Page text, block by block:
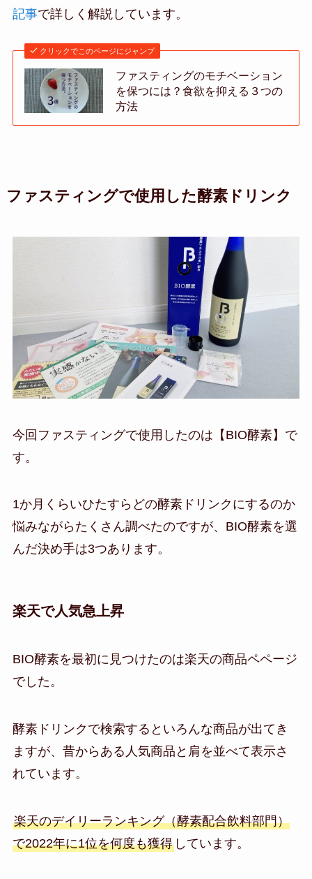
記事で詳しく解説しています。
クリックでこのページにジャンプ
ファスティングのモチベーション
を保つには？食欲を抑える３つの
方法
ファスティングで使用した酵素ドリンク
今回ファスティングで使用したのは【BIO酵素】で
す。
1か月くらいひたすらどの酵素ドリンクにするのか
悩みながらたくさん調べたのですが、BIO酵素を選
んだ決め手は3つあります。
楽天で人気急上昇
BIO酵素を最初に見つけたのは楽天の商品ペページ
でした。
酵素ドリンクで検索するといろんな商品が出てき
ますが、昔からある人気商品と肩を並べて表示さ
れています。
楽天のデイリーランキング（酵素配合飲料部門）
で2022年に1位を何度も獲得しています。